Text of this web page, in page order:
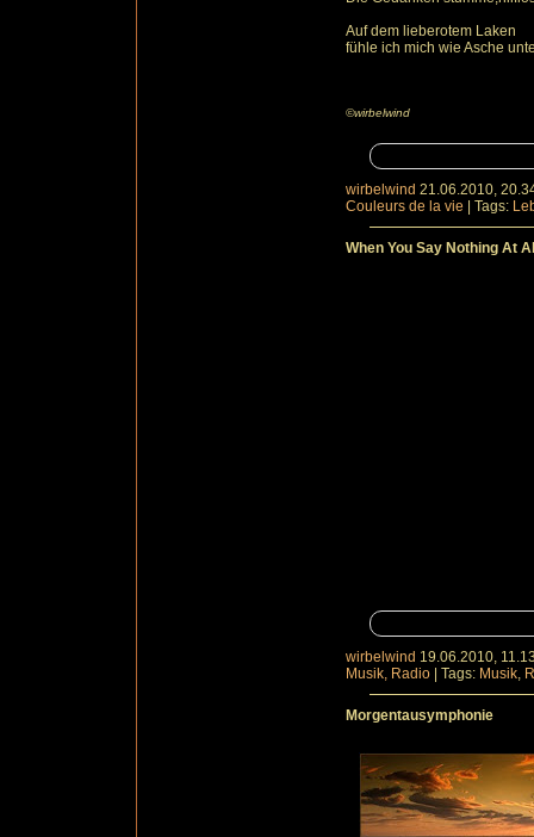
Auf dem lieberotem Laken
fühle ich mich wie Asche
©wirbelwind
wirbelwind 21.06.2010,
Couleurs de la vie
Tags:
When You Say Nothing At
wirbelwind 19.06.2010,
Musik, Radio
Tags: Musik,
Morgentausymphonie